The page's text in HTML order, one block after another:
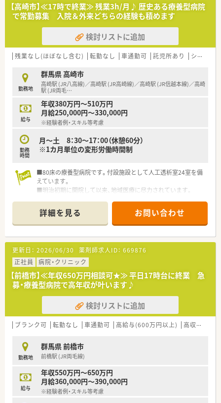
【高崎市】≪17時で終業≫ 残業3h/月♪ 歴史ある療養型病院
で常勤募集 入院＆外来どちらの経験も積めます
検討リストに追加
残業なし(ほぼなし含む) 転勤なし 車通勤可 託児所あり シフト制
勤務地
群馬県 高崎市
高崎駅 (JR八高線)／高崎駅 (JR高崎線)／高崎駅 (JR信越本線)／高崎
駅 (JR両毛…
給与
年収380万円～510万円
月給250,000円～330,000円
※経験者例・スキル等考慮
勤務
時間
月～土 8：30〜17：00（休憩60分）
※1カ月単位の変形労働時間制
■80床の療養型病院です。付設施設として人工透析室24室を備
えています。
■明治初期に開院して以来、地域医療に尽力されています。
詳細を見る お問い合わせ
更新日： 2026/06/30 薬剤師求人ID： 669876
正社員
病院・クリニック
【前橋市】≪年収650万円相談可★≫ 平日17時台に終業 急
募・療養型病院で高年収が叶います♪
検討リストに追加
ブランク可 転勤なし 車通勤可 高給与(600万円以上) 高収入
勤務地
群馬県 前橋市
前橋駅 (JR両毛線)
給与
年収550万円～650万円
月給360,000円～390,000円
※経験者例・スキル等考慮